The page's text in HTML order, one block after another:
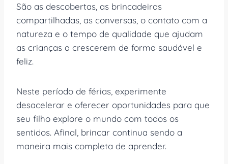
São as descobertas, as brincadeiras
compartilhadas, as conversas, o contato com a
natureza e o tempo de qualidade que ajudam
as crianças a crescerem de forma saudável e
feliz.
Neste período de férias, experimente
desacelerar e oferecer oportunidades para que
seu filho explore o mundo com todos os
sentidos. Afinal, brincar continua sendo a
maneira mais completa de aprender.